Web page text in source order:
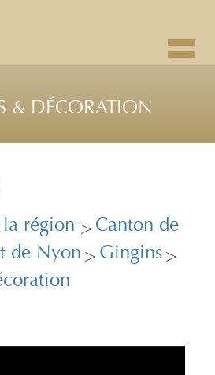
& DÉCORATION
la région > Canton de
de Nyon > Gingins>